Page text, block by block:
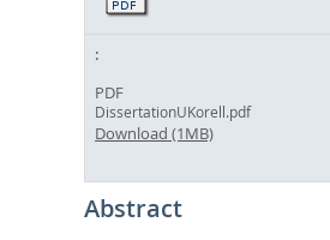
PDF
DissertationUKorell.pdf
Download (1MB)
Abstract